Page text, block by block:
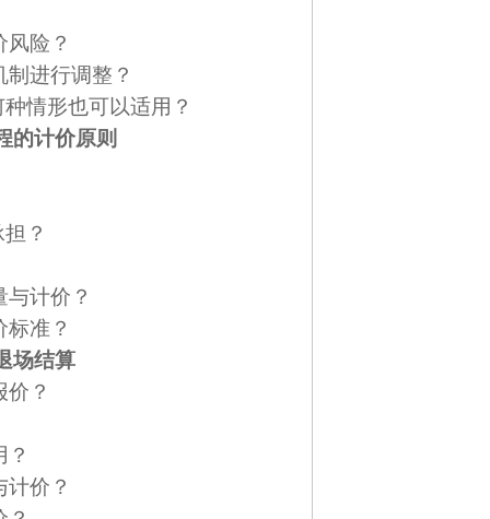
险？
进行调整？
情形也可以适用？
的计价原则
？
计价？
准？
场结算
？
价？